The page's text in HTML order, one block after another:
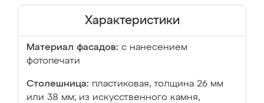
Характеристики
Материал фасадов: с нанесением
фотопечати
Столешница: пластиковая, толщина 26 мм
или 38 мм; из искусственного камня,